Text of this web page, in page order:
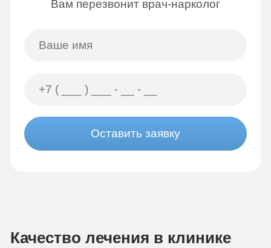
Вам перезвонит врач-нарколог
Оставить заявку
Качество лечения в клинике